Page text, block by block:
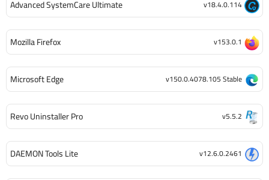
Advanced SystemCare Ultimate v18.4.0.114
Mozilla Firefox v153.0.1
Microsoft Edge v150.0.4078.105 Stable
Revo Uninstaller Pro v5.5.2
DAEMON Tools Lite v12.6.0.2461